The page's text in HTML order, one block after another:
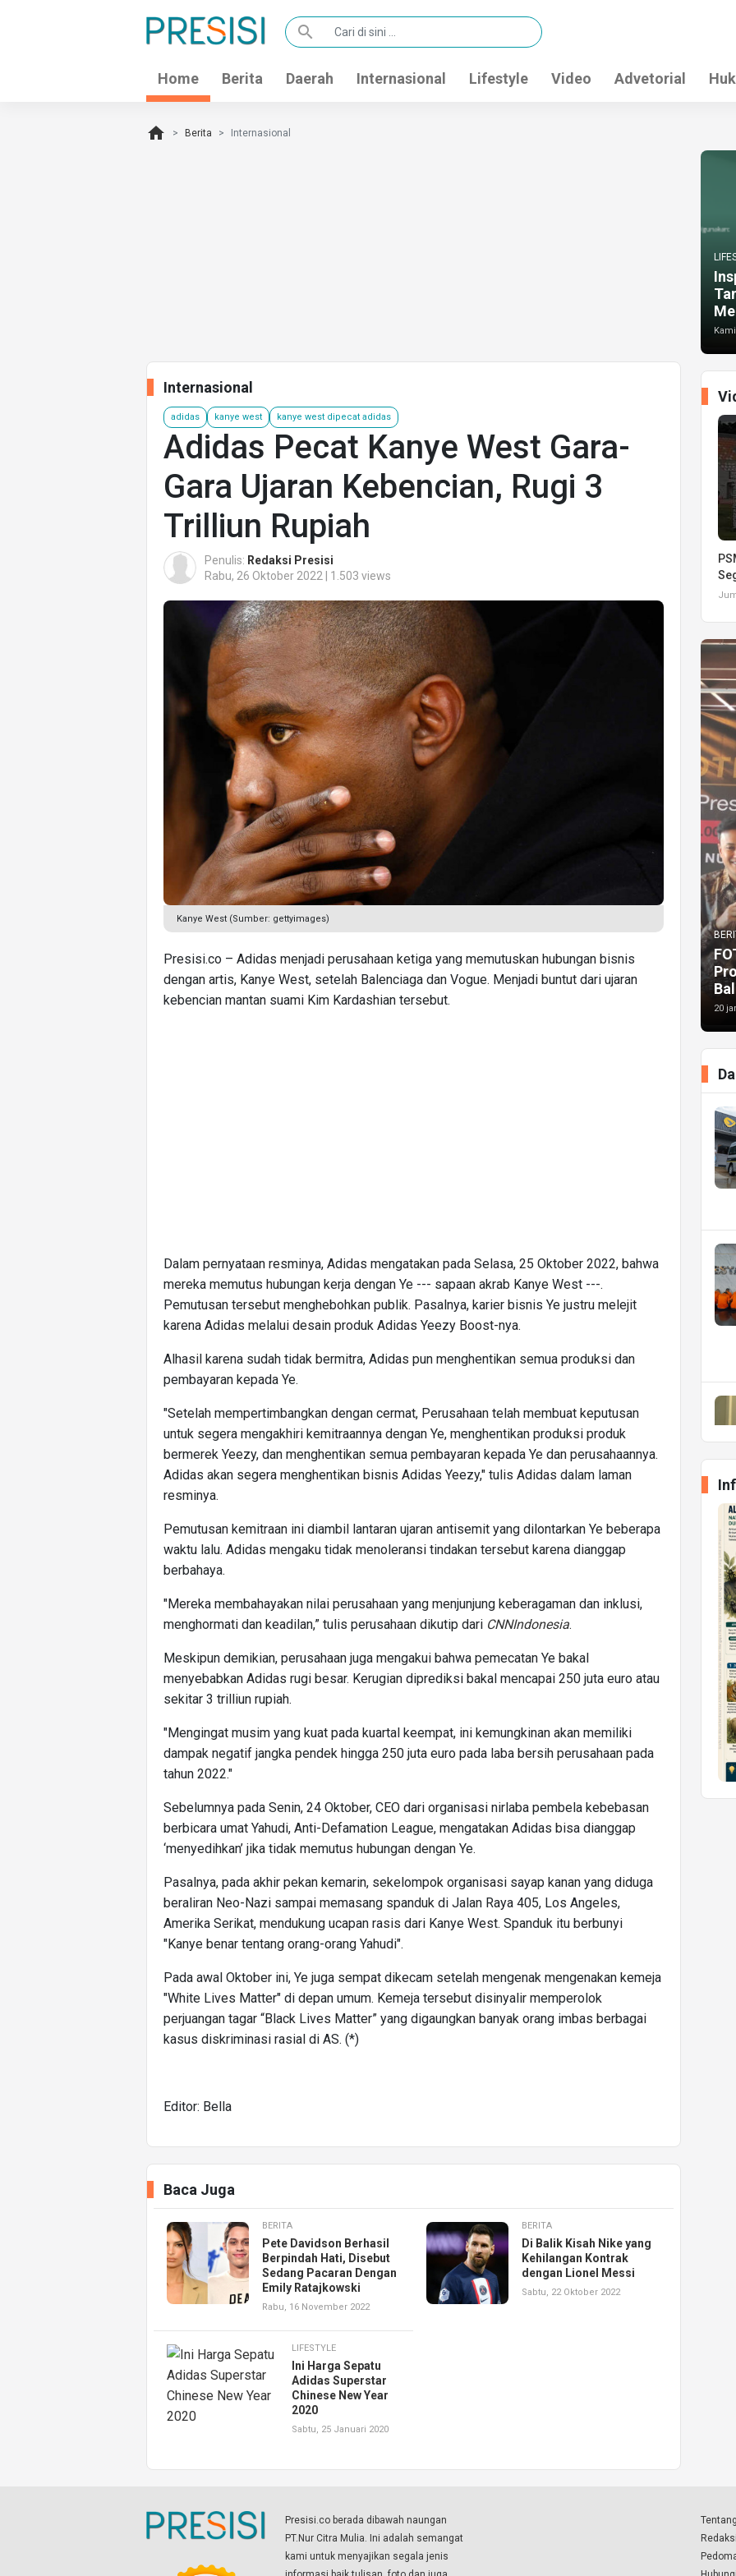
search
Home Berita Daerah Internasional Lifestyle Video Advetorial
home Berita Internasional
Internasional
adidas kanye west kanye west dipecat adidas
Adidas Pecat Kanye West Gara-
Gara Ujaran Kebencian, Rugi 3
Trilliun Rupiah
Penulis: Redaksi Presisi
Rabu, 26 Oktober 2022 | 1.503 views
Kanye West (Sumber: gettyimages)
Presisi.co – Adidas menjadi perusahaan ketiga yang memutuskan hubungan bisnis
dengan artis, Kanye West, setelah Balenciaga dan Vogue. Menjadi buntut dari ujaran
kebencian mantan suami Kim Kardashian tersebut.
Dalam pernyataan resminya, Adidas mengatakan pada Selasa, 25 Oktober 2022, bahwa
mereka memutus hubungan kerja dengan Ye --- sapaan akrab Kanye West ---.
Pemutusan tersebut menghebohkan publik. Pasalnya, karier bisnis Ye justru melejit
karena Adidas melalui desain produk Adidas Yeezy Boost-nya.
Alhasil karena sudah tidak bermitra, Adidas pun menghentikan semua produksi dan
pembayaran kepada Ye.
"Setelah mempertimbangkan dengan cermat, Perusahaan telah membuat keputusan
untuk segera mengakhiri kemitraannya dengan Ye, menghentikan produksi produk
bermerek Yeezy, dan menghentikan semua pembayaran kepada Ye dan perusahaannya.
Adidas akan segera menghentikan bisnis Adidas Yeezy," tulis Adidas dalam laman
resminya.
Pemutusan kemitraan ini diambil lantaran ujaran antisemit yang dilontarkan Ye beberapa
waktu lalu. Adidas mengaku tidak menoleransi tindakan tersebut karena dianggap
berbahaya.
"Mereka membahayakan nilai perusahaan yang menjunjung keberagaman dan inklusi,
menghormati dan keadilan,” tulis perusahaan dikutip dari CNNIndonesia.
Meskipun demikian, perusahaan juga mengakui bahwa pemecatan Ye bakal
menyebabkan Adidas rugi besar. Kerugian diprediksi bakal mencapai 250 juta euro atau
sekitar 3 trilliun rupiah.
"Mengingat musim yang kuat pada kuartal keempat, ini kemungkinan akan memiliki
dampak negatif jangka pendek hingga 250 juta euro pada laba bersih perusahaan pada
tahun 2022."
Sebelumnya pada Senin, 24 Oktober, CEO dari organisasi nirlaba pembela kebebasan
berbicara umat Yahudi, Anti-Defamation League, mengatakan Adidas bisa dianggap
‘menyedihkan’ jika tidak memutus hubungan dengan Ye.
Pasalnya, pada akhir pekan kemarin, sekelompok organisasi sayap kanan yang diduga
beraliran Neo-Nazi sampai memasang spanduk di Jalan Raya 405, Los Angeles,
Amerika Serikat, mendukung ucapan rasis dari Kanye West. Spanduk itu berbunyi
"Kanye benar tentang orang-orang Yahudi".
Pada awal Oktober ini, Ye juga sempat dikecam setelah mengenak mengenakan kemeja
"White Lives Matter" di depan umum. Kemeja tersebut disinyalir memperolok
perjuangan tagar “Black Lives Matter” yang digaungkan banyak orang imbas berbagai
kasus diskriminasi rasial di AS. (*)
Editor: Bella
Baca Juga
BERITA
Pete Davidson Berhasil
Berpindah Hati, Disebut
Sedang Pacaran Dengan
Emily Ratajkowski
Rabu, 16 November 2022
BERITA
Di Balik Kisah Nike yang
Kehilangan Kontrak
dengan Lionel Messi
Sabtu, 22 Oktober 2022
LIFESTYLE
Ini Harga Sepatu
Adidas Superstar
Chinese New Year
2020
Sabtu, 25 Januari 2020
20
Presisi.co berada dibawah naungan
PT.Nur Citra Mulia. Ini adalah semangat
kami untuk menyajikan segala jenis
Redaksi